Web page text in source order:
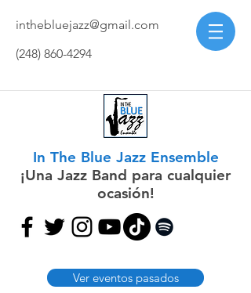
inthebluejazz@gmail.com
(248) 860-4294
In The Blue Jazz Ensemble
¡Una Jazz Band para cualquier
ocasión!
Ver eventos pasados